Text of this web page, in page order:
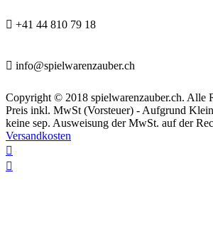
 +41 44 810 79 18
 info@spielwarenzauber.ch
Copyright © 2018 spielwarenzauber.ch. Alle
Preis inkl. MwSt (Vorsteuer) - Aufgrund
keine sep. Ausweisung der MwSt. auf der
Versandkosten

